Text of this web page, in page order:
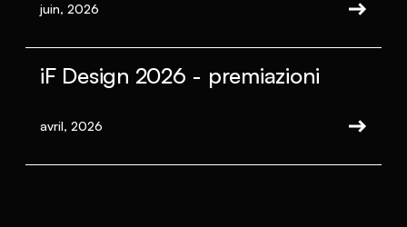
juin, 2026
iF Design 2026 - premiazioni
avril, 2026